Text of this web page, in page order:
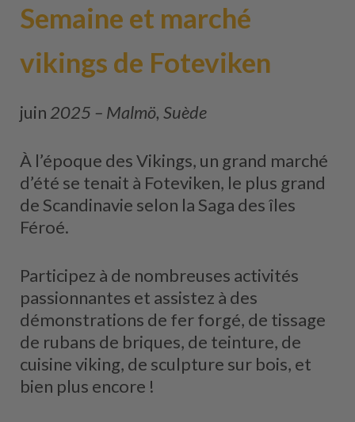
Semaine et marché
vikings de Foteviken
juin2025 – Malmö, Suède
À l’époque des Vikings, un grand marché
d’été se tenait à Foteviken, le plus grand
de Scandinavie selon la Saga des îles
Féroé.
Participez à de nombreuses activités
passionnantes et assistez à des
démonstrations de fer forgé, de tissage
de rubans de briques, de teinture, de
cuisine viking, de sculpture sur bois, et
bien plus encore !